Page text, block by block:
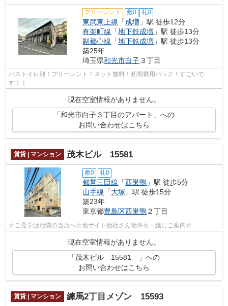
フリーレント 敷0 礼0
東武東上線 「成増 」駅 徒歩12分
有楽町線 「地下鉄成増 」駅 徒歩13分
副都心線 「地下鉄成増 」駅 徒歩13分
築25年
埼玉県和光市白子３丁目
バストイレ別！フリーレント！ネット無料！初期費用パック！すごいで
す！！
現在空室情報がありません。
「和光市白子３丁目のアパート」への
お問い合わせはこちら
賃貸 | マンション 茂木ビル 15581
敷0 礼0
都営三田線 「西巣鴨 」駅 徒歩5分
山手線 「大塚 」駅 徒歩15分
築23年
東京都豊島区西巣鴨２丁目
☆ご見学は池袋の当店へ☆他サイト他社さん物件も一緒にご案内☆
現在空室情報がありません。
「茂木ビル 15581 」への
お問い合わせはこちら
賃貸 | マンション 練馬2丁目メゾン 15593